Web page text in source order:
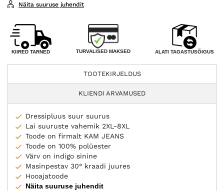
Näita suuruse juhendit
KIIRED TARNED TURVALISED MAKSED ALATI TAGASTUSÕIGUS
TOOTEKIRJELDUS
KLIENDI ARVAMUSED
Dressipluus suur suurus
Lai suuruste vahemik 2XL-8XL
Toode on firmalt KAM JEANS
Toode on 100% polüester
Värv on indigo sinine
Masinpestav 30° kraadi juures
Hooajatoode
Näita suuruse juhendit